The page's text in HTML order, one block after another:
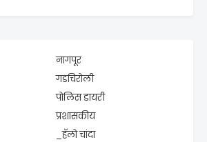
नागपूर
गडचिरोली
पोलिस डायरी
प्रशासकीय
_हॅलो चांदा